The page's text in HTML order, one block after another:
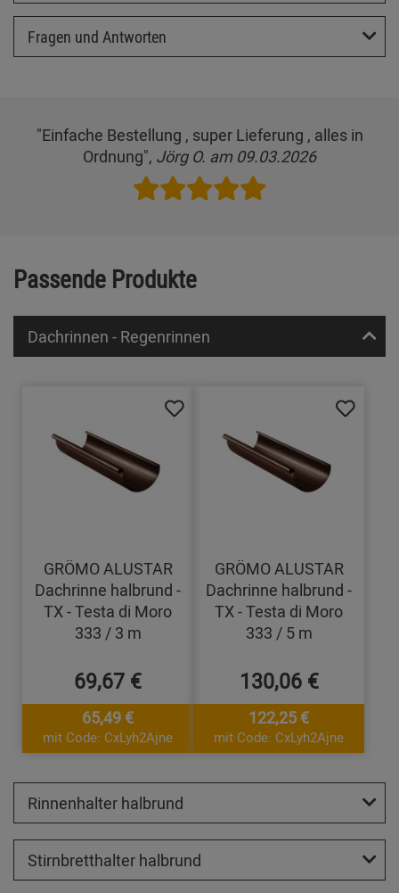
Fragen und Antworten
"Einfache Bestellung , super Lieferung , alles in
Ordnung", Jörg O. am 09.03.2026
Passende Produkte
Dachrinnen - Regenrinnen
GRÖMO ALUSTAR
Dachrinne halbrund -
TX - Testa di Moro
333 / 3 m
69,67 €
65,49 €
mit Code: CxLyh2Ajne
GRÖMO ALUSTAR
Dachrinne halbrund -
TX - Testa di Moro
333 / 5 m
130,06 €
122,25 €
mit Code: CxLyh2Ajne
Rinnenhalter halbrund
Stirnbretthalter halbrund